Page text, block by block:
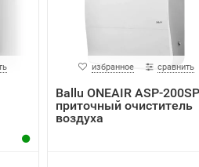
избранное сравнить
Ballu ONEAIR ASP-200SP
приточный очиститель
воздуха